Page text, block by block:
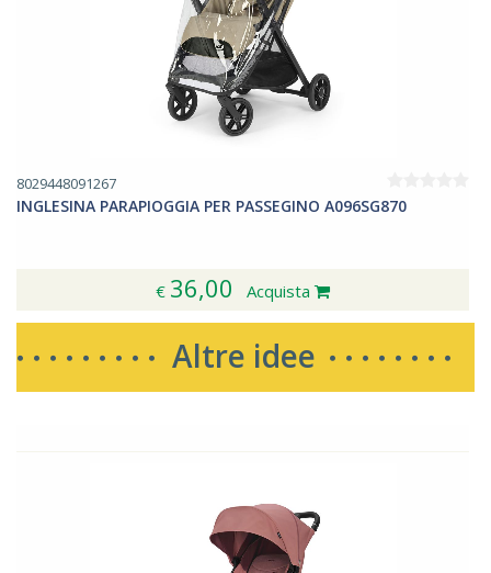
8029448091267
INGLESINA PARAPIOGGIA PER PASSEGINO A096SG870
€ 36,00 Acquista
Altre idee